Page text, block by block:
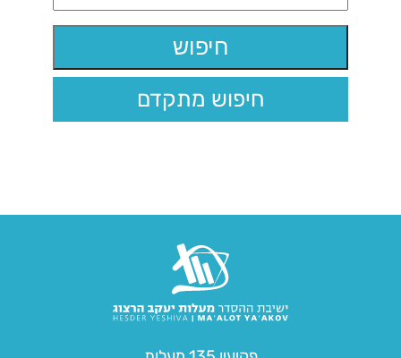
חיפוש מתקדם